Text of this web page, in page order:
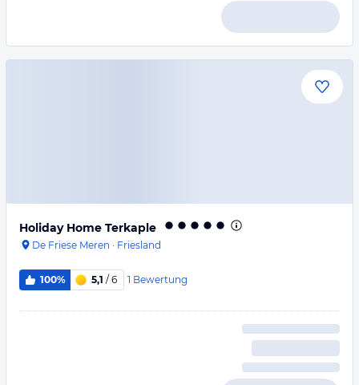
Holiday Home Terkaple
De Friese Meren · Friesland
100% 5,1 / 6 1 Bewertung